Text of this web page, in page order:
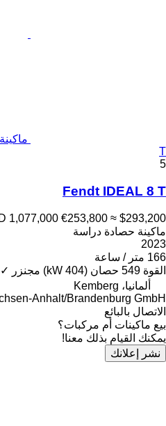
T
5
Fendt IDEAL 8 T
1,077,000 €253,800 ≈ $293,200
ماكينة حصادة دراسة
2023
166 متر / ساعة
القوة 549 حصان (404 kW) مجنزر ✓
ألمانيا، Kemberg
Anhalt/Brandenburg GmbH
الاتصال بالبائع
بيع ماكينات أم مركبات؟
يمكنك القيام بذلك معنا!
نشر إعلانك